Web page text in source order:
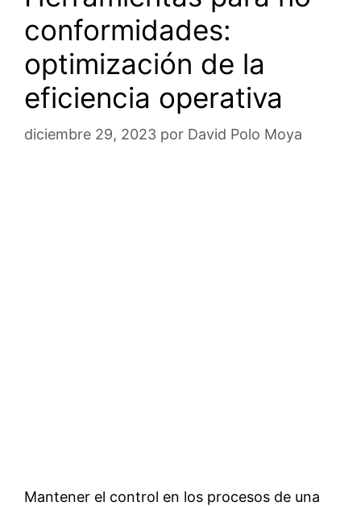
conformidades:
optimización de la
eficiencia operativa
diciembre 29, 2023 por David Polo Moya
Mantener el control en los procesos de una